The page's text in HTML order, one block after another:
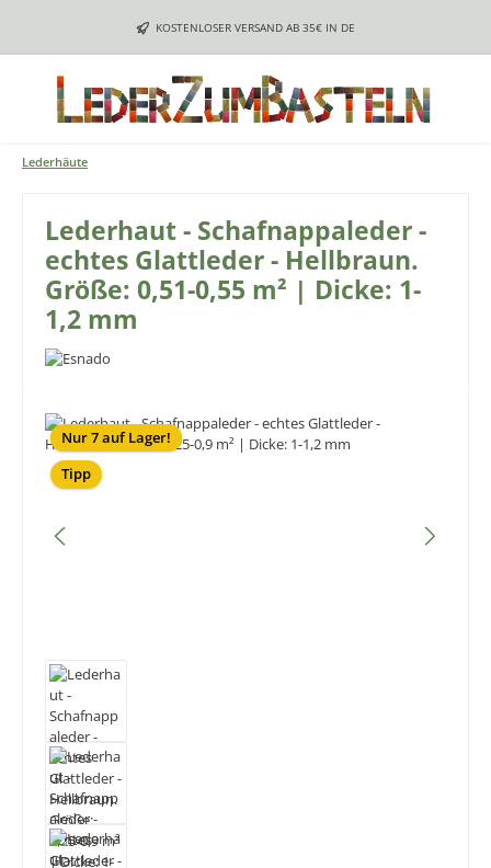
Zum Hauptinhalt springenKOSTENLOSER VERSAND AB 35€ IN DE
Lederhäute
Lederhaut - Schafnappaleder -
echtes Glattleder - Hellbraun.
Größe: 0,51-0,55 m² | Dicke: 1-
1,2 mm
Bildergalerie überspringen
Nur 7 auf Lager!
Tipp